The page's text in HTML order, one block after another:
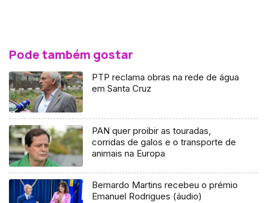
Pode também gostar
PTP reclama obras na rede de água
em Santa Cruz
PAN quer proibir as touradas,
corridas de galos e o transporte de
animais na Europa
Bernardo Martins recebeu o prémio
Emanuel Rodrigues (áudio)